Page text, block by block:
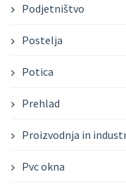
Podjetništvo
Postelja
Potica
Prehlad
Proizvodnja in
Pvc okna